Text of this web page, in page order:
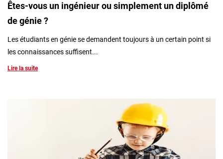
Êtes-vous un ingénieur ou simplement un diplômé
de génie ?
Les étudiants en génie se demandent toujours à un certain point si
les connaissances suffisent...
Lire la suite